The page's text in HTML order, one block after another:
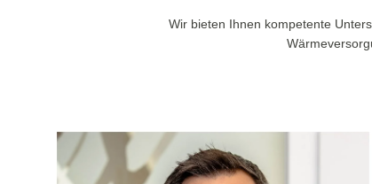
Wir bieten Ihnen kompetente